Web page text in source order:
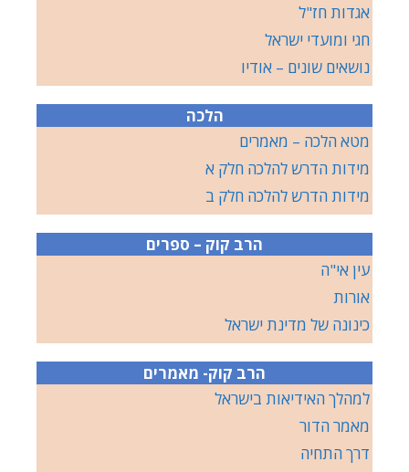
אגדות חז"ל
חגי ומועדי ישראל
נושאים שונים – אודיו
הלכה
מטא הלכה – מאמרים
מידות הדרש להלכה חלק א
מידות הדרש להלכה חלק ב
הרב קוק – ספרים
עין אי"ה
אורות
כינונה של מדינת ישראל
הרב קוק- מאמרים
למהלך האידיאות בישראל
מאמר הדור
דרך התחיה